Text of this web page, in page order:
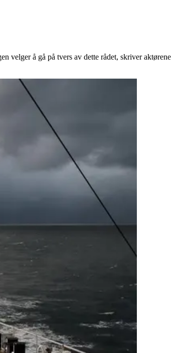
velger å gå på tvers av dette rådet, skriver aktørene